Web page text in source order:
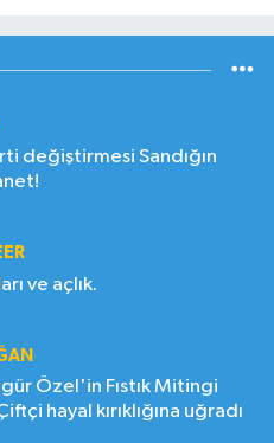
değiştirmesi Sandığın
ve açlık.
Özel'in Fıstık Mitingi
hayal kırıklığına uğradı